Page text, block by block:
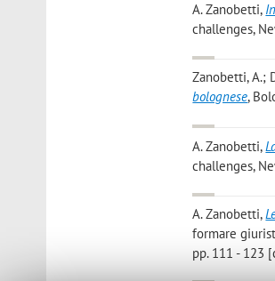
A. Zanobetti,
challenges,
Zanobetti, A.;
bolognese,
A. Zanobetti,
challenges,
A. Zanobetti,
formare
pp. 111 - 123